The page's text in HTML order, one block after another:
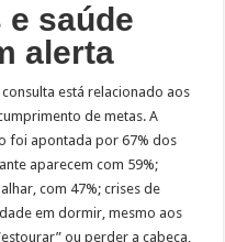
e saúde
alerta
está relacionado aos
de metas. A
foi apontada por 67% dos
aparecem com 59%;
com 47%; crises de
em dormir, mesmo aos
ou perder a cabeça,